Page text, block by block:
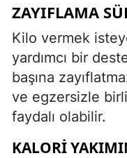
ZAYIFLAMA
Kilo vermek
yardımcı bir
başına
ve egzersizle
faydalı olabilir.
KALORI